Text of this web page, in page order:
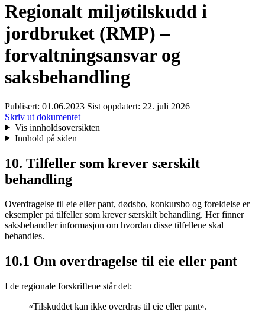
Regionalt miljøtilskudd i
jordbruket (RMP) –
forvaltningsansvar og
saksbehandling
Publisert: 01.06.2023 Sist oppdatert: 22. juli 2026
Skriv ut dokumentet
Vis innholdsoversikten
Innhold på siden
10. Tilfeller som krever særskilt
behandling
Overdragelse til eie eller pant, dødsbo, konkursbo og foreldelse er
eksempler på tilfeller som krever særskilt behandling. Her finner
saksbehandler informasjon om hvordan disse tilfellene skal
behandles.
10.1 Om overdragelse til eie eller pant
I de regionale forskriftene står det:
«Tilskuddet kan ikke overdras til eie eller pant».